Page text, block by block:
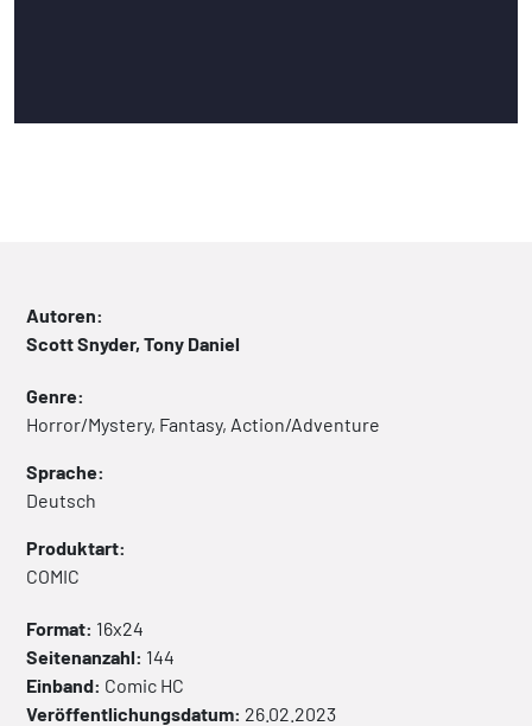
Autoren:
Scott Snyder, Tony Daniel
Genre:
Horror/Mystery, Fantasy, Action/Adventure
Sprache:
Deutsch
Produktart:
COMIC
Format: 16x24
Seitenanzahl: 144
Einband: Comic HC
Veröffentlichungsdatum: 26.02.2023